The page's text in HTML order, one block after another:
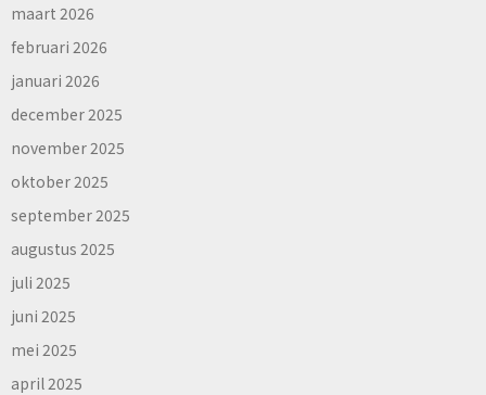
maart 2026
februari 2026
januari 2026
december 2025
november 2025
oktober 2025
september 2025
augustus 2025
juli 2025
juni 2025
mei 2025
april 2025